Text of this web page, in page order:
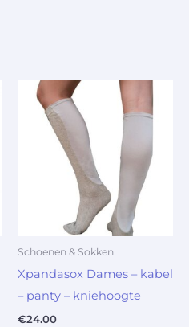
Schoenen & Sokken
Xpandasox Dames – kabel
– panty – kniehoogte
€24.00